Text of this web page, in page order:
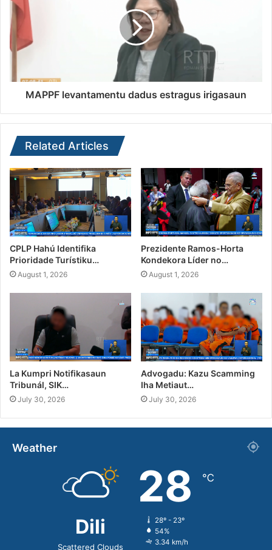
MAPPF levantamentu dadus estragus irigasaun
Related Articles
CPLP Hahú Identifika
Prioridade Turístiku…
August 1, 2026
Prezidente Ramos-Horta
Kondekora Líder no…
August 1, 2026
La Kumpri Notifikasaun
Tribunál, SIK…
July 30, 2026
Advogadu: Kazu Scamming
Iha Metiaut…
July 30, 2026
Weather
Dili
Scattered Clouds
28 ℃
28º - 23º
54%
3.34 km/h